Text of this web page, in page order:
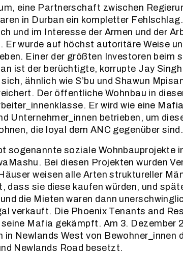
eine Partnerschaft zwischen
in Durban ein kompletter
und im Interesse der Armen und der
Er wurde auf höchst autoritäre Weise
Einer der größten Investoren beim
ist der berüchtigte, korrupte Jay
ähnlich wie S’bu und Shawun
Der öffentliche Wohnbau in
Er wird wie eine
Unternehmer_innen betrieben, um
die loyal dem ANC gegenüber sind.
sogenannte soziale Wohnbauprojekte
Bei diesen Projekten wurden
weisen alle Arten struktureller
dass sie diese kaufen würden, und
die Mieten waren dann
verkauft. Die Phoenix Tenants and
Mafia gekämpft. Am 3. Dezember
in Newlands West von Bewohner_innen
Newlands Road besetzt.